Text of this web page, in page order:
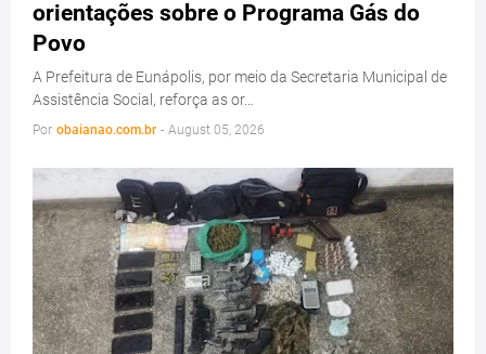
orientações sobre o Programa Gás do
Povo
A Prefeitura de Eunápolis, por meio da Secretaria Municipal de
Assistência Social, reforça as or…
Por obaianao.com.br - August 05, 2026